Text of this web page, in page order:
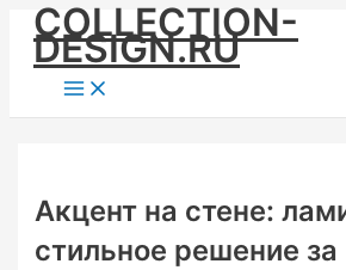
Skip
content
COLLECTION-
DESIGN.RU
Main
Menu
Акцент на стене:
стильное решение за